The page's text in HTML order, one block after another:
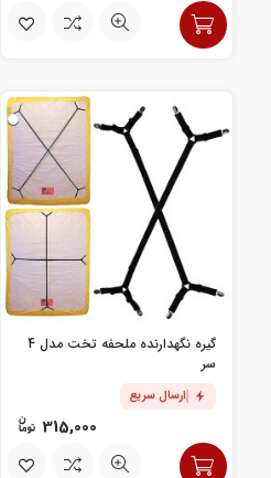
گیره نگهدارنده ملحفه تخت مدل 4
سر
ارسال سریع
315,000